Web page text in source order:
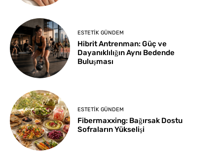
ESTETIK GÜNDEM
Hibrit Antrenman: Güç ve
Dayanıklılığın Aynı Bedende
Buluşması
ESTETIK GÜNDEM
Fibermaxxing: Bağırsak Dostu
Sofraların Yükselişi